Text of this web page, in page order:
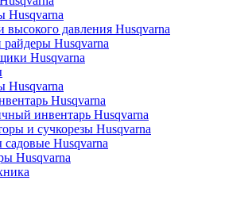
Husqvarna
высокого давления Husqvarna
Husqvarna
Husqvarna
Husqvarna
Husqvarna
инвентарь Husqvarna
и сучкорезы Husqvarna
Husqvarna
Husqvarna